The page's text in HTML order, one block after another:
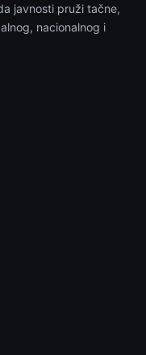
javnosti pruži tačne,
nacionalnog i